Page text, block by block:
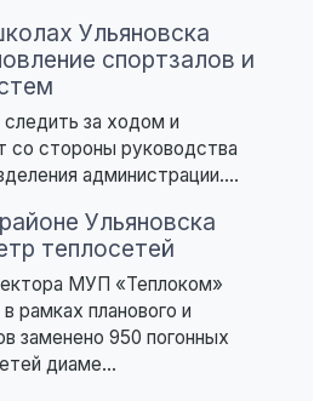
Ульяновска
спортзалов и
за ходом и
со стороны руководства
администрации....
Ульяновска
теплосетей
МУП «Теплоком»
рамках планового и
заменено 950 погонных
диаме...